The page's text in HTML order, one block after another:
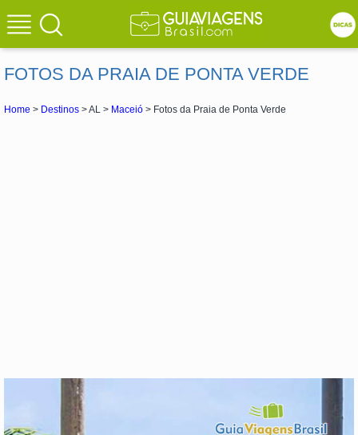
FOTOS DA PRAIA DE PONTA VERDE
Home > Destinos > AL > Maceió > Fotos da Praia de Ponta Verde